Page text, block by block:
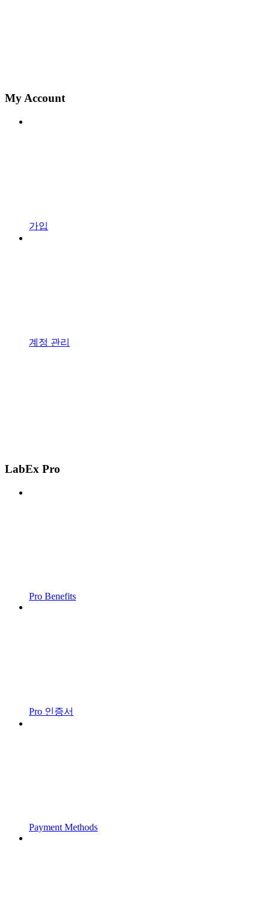
My Account
가입
계정 관리
LabEx Pro
Pro Benefits
Pro 인증서
Payment Methods